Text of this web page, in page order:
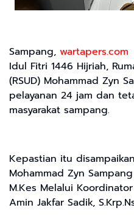
Sampang, wartapers.com
Idul Fitri 1446 Hijriah,
(RSUD) Mohammad Zyn
pelayanan 24 jam dan
masyarakat sampang.
Kepastian itu
Mohammad Zyn
M.Kes Melalui
Amin Jakfar Sadik,